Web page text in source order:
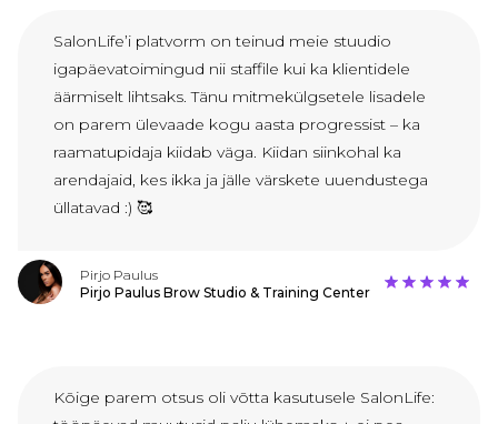
SalonLife’i platvorm on teinud meie stuudio
igapäevatoimingud nii staffile kui ka klientidele
äärmiselt lihtsaks. Tänu mitmekülgsetele lisadele
on parem ülevaade kogu aasta progressist – ka
raamatupidaja kiidab väga. Kiidan siinkohal ka
arendajaid, kes ikka ja jälle värskete uuendustega
üllatavad :) 🥰
Pirjo Paulus
Pirjo Paulus Brow Studio & Training Center
Kõige parem otsus oli võtta kasutusele SalonLife: